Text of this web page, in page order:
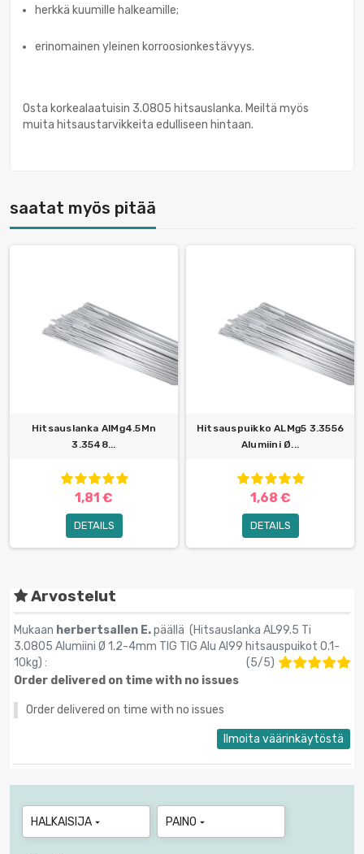
herkkä kuumille halkeamille;
erinomainen yleinen korroosionkestävyys.
Osta korkealaatuisin 3.0805 hitsauslanka. Meiltä myös
muita hitsaustarvikkeita edulliseen hintaan.
saatat myös pitää
Hitsauslanka AlMg4.5Mn
3.3548...
1,81 €
DETAILS
Hitsauspuikko ALMg5 3.3556
Alumiini Ø...
1,68 €
DETAILS
Arvostelut
Mukaan herbertsallen E.päällä (Hitsauslanka AL99.5 Ti
3.0805 Alumiini Ø 1.2-4mm TIG TIG Alu Al99 hitsauspuikot 0.1-
10kg) : (5/5)
Order delivered on time with no issues
Order delivered on time with no issues
Ilmoita väärinkäytöstä
HALKAISIJA  PAINO 